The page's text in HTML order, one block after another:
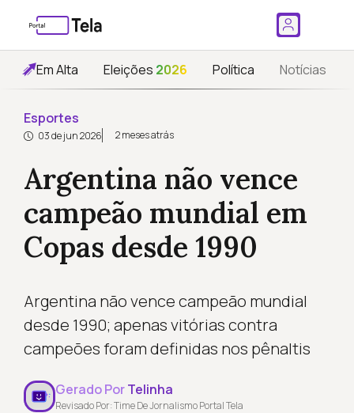
Em Alta Eleições 2026 Política Notícias
Esportes
03 de jun 2026 2 meses atrás
Argentina não vence
campeão mundial em
Copas desde 1990
Argentina não vence campeão mundial
desde 1990; apenas vitórias contra
campeões foram definidas nos pênaltis
Gerado PorTelinha
Revisado Por: Time De Jornalismo Portal Tela